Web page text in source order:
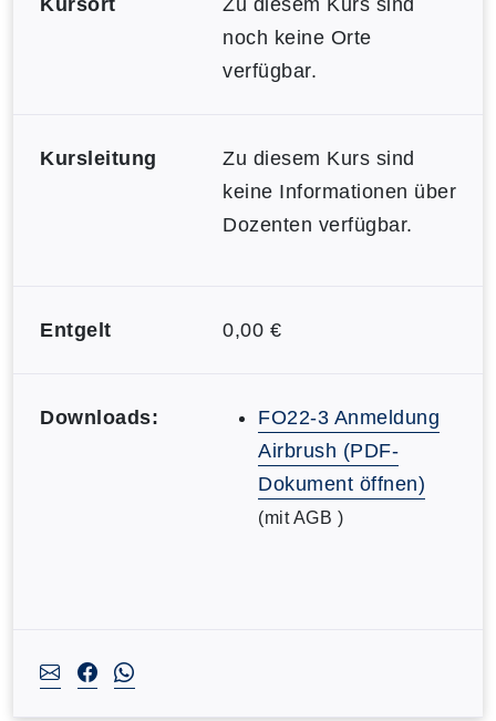
Kursort
Zu diesem Kurs sind
noch keine Orte
verfügbar.
Kursleitung
Zu diesem Kurs sind
keine Informationen über
Dozenten verfügbar.
Entgelt 0,00 €
Downloads:
FO22-3 Anmeldung
Airbrush (PDF-
Dokument öffnen)
(mit AGB )